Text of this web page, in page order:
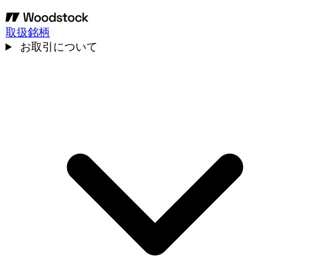
取扱銘柄
お取引について